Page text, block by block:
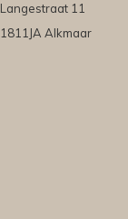
Langestraat 11
1811JA Alkmaar